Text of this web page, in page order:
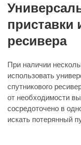
приставки
ресивера
При наличии
использовать
спутникового
от необходимости
сосредоточено в
искать потерянный